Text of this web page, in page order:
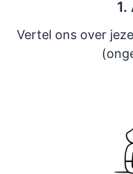
1.
Vertel ons over